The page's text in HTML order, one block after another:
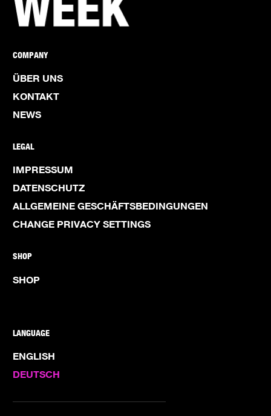
COMPANY
ÜBER UNS
KONTAKT
NEWS
LEGAL
IMPRESSUM
DATENSCHUTZ
ALLGEMEINE GESCHÄFTSBEDINGUNGEN
CHANGE PRIVACY SETTINGS
SHOP
SHOP
LANGUAGE
ENGLISH
DEUTSCH